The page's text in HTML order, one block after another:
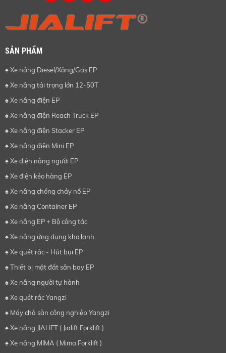
SẢN PHẨM
♠ Xe nâng Diesel/Xăng/Gas EP
♠ Xe nâng tải trọng lớn 12-50T
♠ Xe nâng điện EP
♠ Xe nâng điện Reach Truck EP
♠ Xe nâng điện Stacker EP
♠ Xe nâng điện Mini EP
♠ Xe điện nâng người EP
♠ Xe điện kéo hàng EP
♠ Xe nâng chống cháy nổ EP
♠ Xe nâng Container EP
♠ Xe nâng EP + Bộ công tác
♠ Xe nâng ứng dụng kho lạnh
♠ Xe quét rác - Hút bụi EP
♠ Thiết bị mặt đất sân bay EP
♠ Xe nâng người tự hành
♠ Xe quét rác Yangzi
♠ Máy chà sàn công nghiệp Yangzi
♠ Xe nâng JIALIFT ( Jialift Forklift )
♠ Xe nâng MIMA ( Mima Forklift )